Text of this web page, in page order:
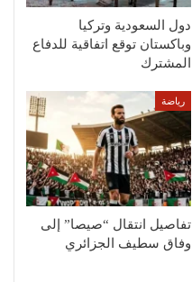
دول السعودية وتركيا
وباكستان توقع اتفاقية للدفاع
المشترك
رياضة
تفاصيل انتقال “صيصا” إلى
وفاق سطيف الجزائري